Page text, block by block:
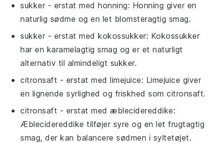
sukker - erstat medhonning: Honning giver en
naturlig sødme og en let blomsteragtig smag.
sukker - erstat medkokossukker: Kokossukker
har en karamelagtig smag og er et naturligt
alternativ til almindeligt sukker.
citronsaft - erstat medlimejuice: Limejuice giver
en lignende syrlighed og friskhed som citronsaft.
citronsaft - erstat medæblecidereddike:
Æblecidereddike tilføjer syre og en let frugtagtig
smag, der kan balancere sødmen i syltetøjet.